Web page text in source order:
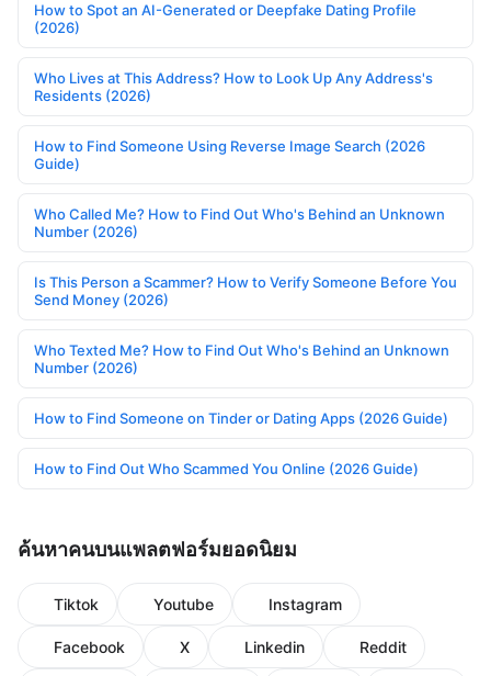
How to Spot an AI-Generated or Deepfake Dating Profile
(2026)
Who Lives at This Address? How to Look Up Any Address's
Residents (2026)
How to Find Someone Using Reverse Image Search (2026
Guide)
Who Called Me? How to Find Out Who's Behind an Unknown
Number (2026)
Is This Person a Scammer? How to Verify Someone Before You
Send Money (2026)
Who Texted Me? How to Find Out Who's Behind an Unknown
Number (2026)
How to Find Someone on Tinder or Dating Apps (2026 Guide)
How to Find Out Who Scammed You Online (2026 Guide)
ค้นหาคนบนแพลตฟอร์มยอดนิยม
Tiktok Youtube Instagram
Facebook X Linkedin Reddit